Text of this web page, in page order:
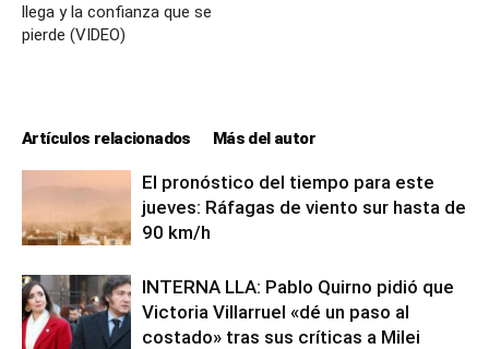
llega y la confianza que se
pierde (VIDEO)
Artículos relacionados Más del autor
El pronóstico del tiempo para este
jueves: Ráfagas de viento sur hasta de
90 km/h
INTERNA LLA: Pablo Quirno pidió que
Victoria Villarruel «dé un paso al
costado» tras sus críticas a Milei